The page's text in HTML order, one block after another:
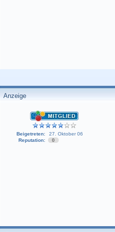
Anzeige
Beigetreten:
27. Oktober 06
Reputation:
0